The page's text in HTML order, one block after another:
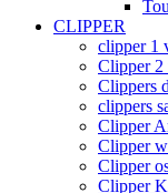
CLIPPER
clipper 1
Clipper 2
Clippers
clippers
Clipper
Clipper
Clipper
Clipper